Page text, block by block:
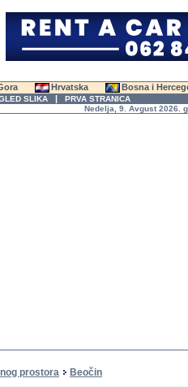
Hrvatska Bosna i
SLIKA | PRVA STRANICA
Nedelja, 9. Avgust 2026.
prostora Beočin